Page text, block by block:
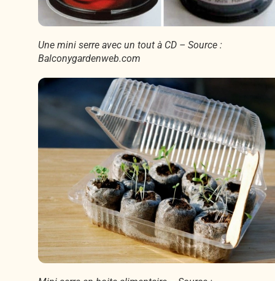
Une mini serre avec un tout à CD – Source :
Balconygardenweb.com